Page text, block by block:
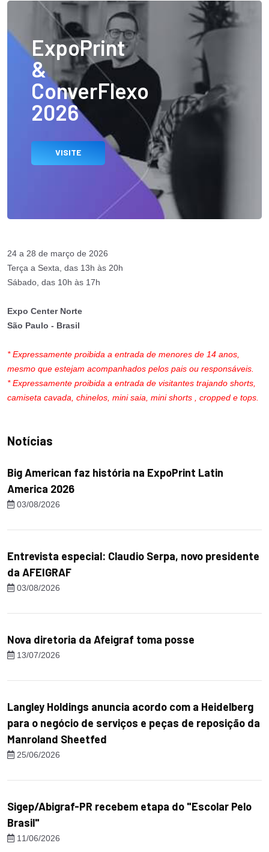
ExpoPrint
&
ConverFlexo
2026
VISITE
24 a 28 de março de 2026
Terça a Sexta, das 13h às 20h
Sábado, das 10h às 17h
Expo Center Norte
São Paulo - Brasil
* Expressamente proibida a entrada de menores de 14 anos,
mesmo que estejam acompanhados pelos pais ou responsáveis.
* Expressamente proibida a entrada de visitantes trajando shorts,
camiseta cavada, chinelos, mini saia, mini shorts , cropped e tops.
Notícias
Big American faz história na ExpoPrint Latin
America 2026
03/08/2026
Entrevista especial: Claudio Serpa, novo presidente
da AFEIGRAF
03/08/2026
Nova diretoria da Afeigraf toma posse
13/07/2026
Langley Holdings anuncia acordo com a Heidelberg
para o negócio de serviços e peças de reposição da
Manroland Sheetfed
25/06/2026
Sigep/Abigraf-PR recebem etapa do "Escolar Pelo
Brasil"
11/06/2026